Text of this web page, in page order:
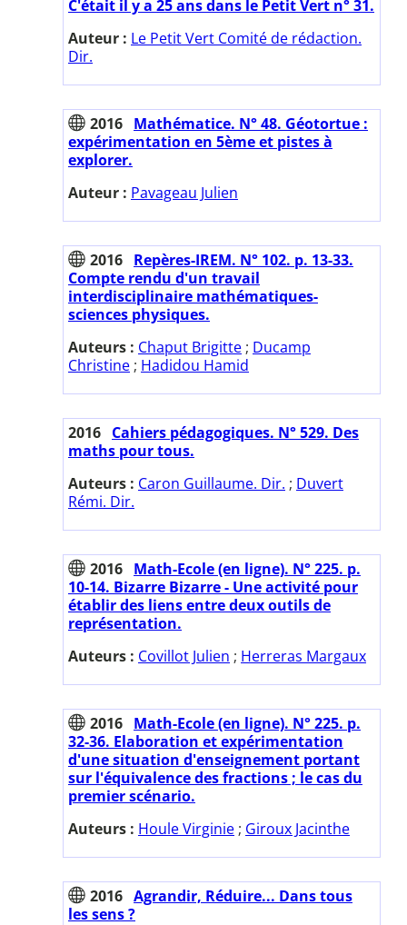
C'était il y a 25 ans dans le Petit Vert n° 31.
Auteur : Le Petit Vert Comité de rédaction.
Dir.
2016 Mathématice. N° 48. Géotortue :
expérimentation en 5ème et pistes à
explorer.
Auteur : Pavageau Julien
2016 Repères-IREM. N° 102. p. 13-33.
Compte rendu d'un travail
interdisciplinaire mathématiques-
sciences physiques.
Auteurs : Chaput Brigitte ; Ducamp
Christine ; Hadidou Hamid
2016 Cahiers pédagogiques. N° 529. Des
maths pour tous.
Auteurs : Caron Guillaume. Dir. ; Duvert
Rémi. Dir.
2016 Math-Ecole (en ligne). N° 225. p.
10-14. Bizarre Bizarre - Une activité pour
établir des liens entre deux outils de
représentation.
Auteurs : Covillot Julien ; Herreras Margaux
2016 Math-Ecole (en ligne). N° 225. p.
32-36. Elaboration et expérimentation
d'une situation d'enseignement portant
sur l'équivalence des fractions ; le cas du
premier scénario.
Auteurs : Houle Virginie ; Giroux Jacinthe
2016 Agrandir, Réduire... Dans tous
les sens ?